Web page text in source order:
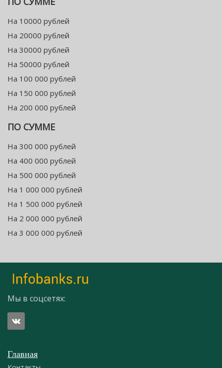
На 10000 рублей
На 20000 рублей
На 30000 рублей
На 50000 рублей
На 100 000 рублей
На 150 000 рублей
На 200 000 рублей
ПО СУММЕ
На 300 000 рублей
На 400 000 рублей
На 500 000 рублей
На 1 000 000 рублей
На 1 500 000 рублей
На 2 000 000 рублей
На 3 000 000 рублей
Мы в соцсетях:
Главная